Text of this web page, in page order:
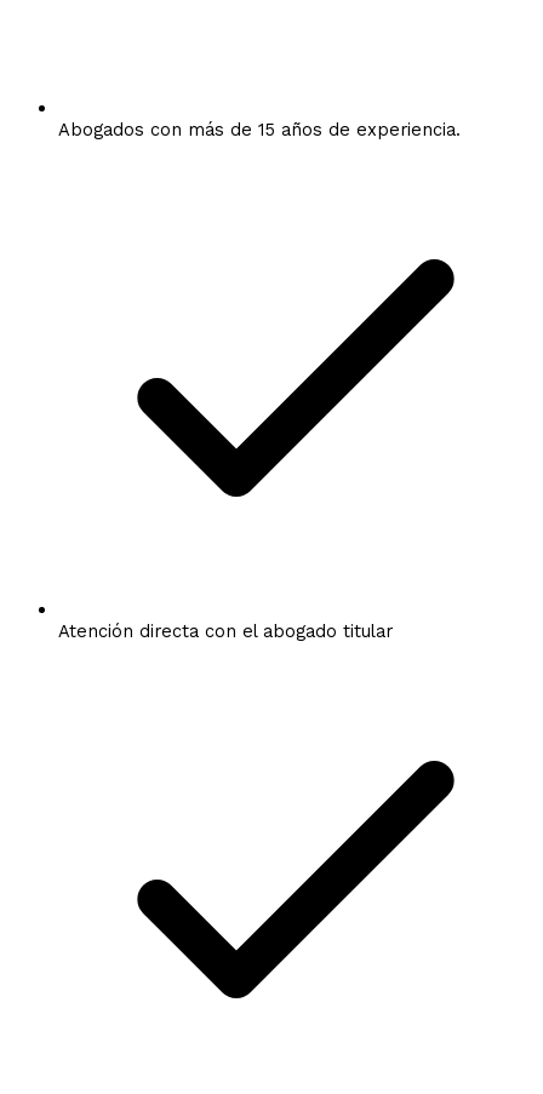
Abogados con más de 15 años de experiencia.
Atención directa con el abogado titular